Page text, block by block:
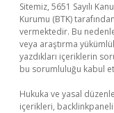
Sitemiz, 5651 Sayılı
Kurumu (BTK)
vermektedir. Bu
veya araştırma
yazdıkları içeriklerin
bu sorumluluğu kabul
Hukuka ve yasal
içerikleri,